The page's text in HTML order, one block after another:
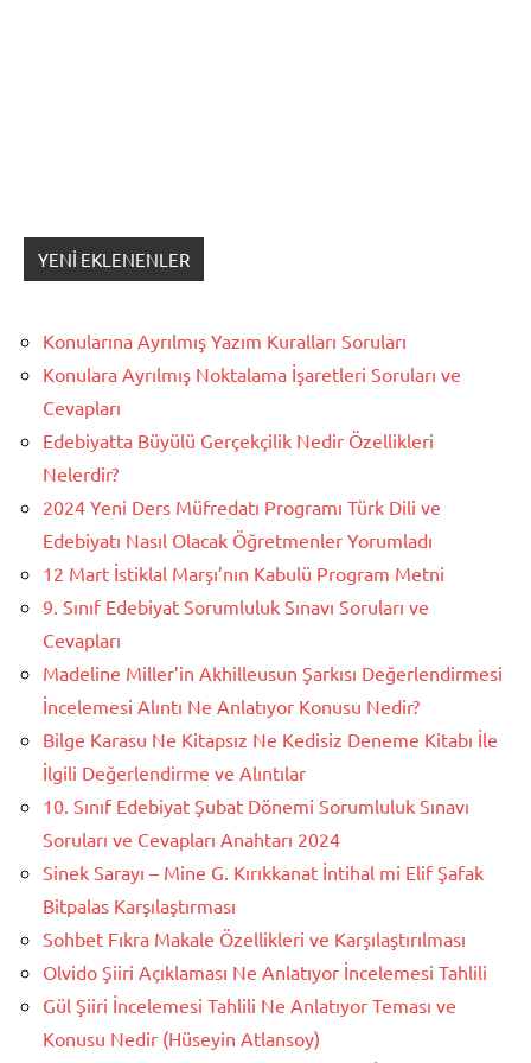
YENI EKLENENLER
Konularına Ayrılmış Yazım Kuralları Soruları
Konulara Ayrılmış Noktalama İşaretleri Soruları ve
Cevapları
Edebiyatta Büyülü Gerçekçilik Nedir Özellikleri
Nelerdir?
2024 Yeni Ders Müfredatı Programı Türk Dili ve
Edebiyatı Nasıl Olacak Öğretmenler Yorumladı
12 Mart İstiklal Marşı’nın Kabulü Program Metni
9. Sınıf Edebiyat Sorumluluk Sınavı Soruları ve
Cevapları
Madeline Miller’in Akhilleusun Şarkısı Değerlendirmesi
İncelemesi Alıntı Ne Anlatıyor Konusu Nedir?
Bilge Karasu Ne Kitapsız Ne Kedisiz Deneme Kitabı İle
İlgili Değerlendirme ve Alıntılar
10. Sınıf Edebiyat Şubat Dönemi Sorumluluk Sınavı
Soruları ve Cevapları Anahtarı 2024
Sinek Sarayı – Mine G. Kırıkkanat İntihal mi Elif Şafak
Bitpalas Karşılaştırması
Sohbet Fıkra Makale Özellikleri ve Karşılaştırılması
Olvido Şiiri Açıklaması Ne Anlatıyor İncelemesi Tahlili
Gül Şiiri İncelemesi Tahlili Ne Anlatıyor Teması ve
Konusu Nedir (Hüseyin Atlansoy)